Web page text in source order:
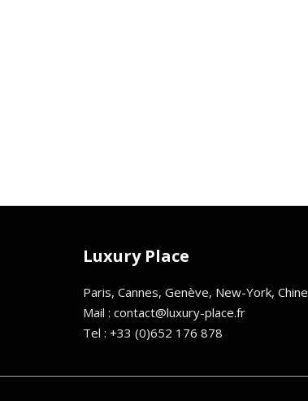
Luxury Place
Paris, Cannes, Genève, New-York, Chine
Mail : contact@luxury-place.fr
Tel : +33 (0)652 176 878